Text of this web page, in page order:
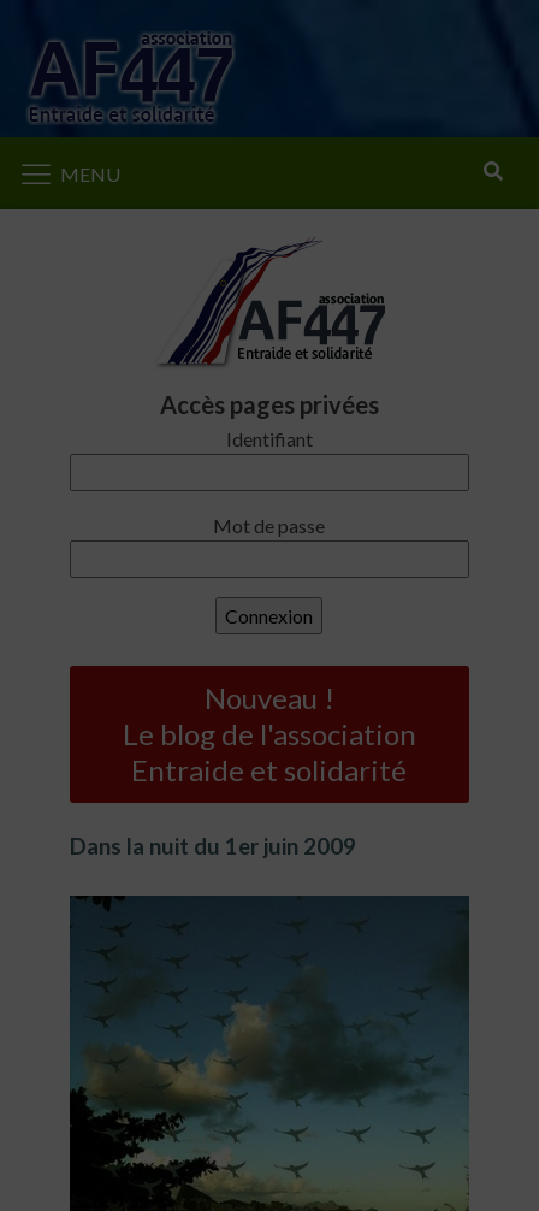
MENU
Accès pages privées
Identifiant
Mot de passe
Nouveau !
Le blog de l'association
Entraide et solidarité
Dans la nuit du 1er juin 2009